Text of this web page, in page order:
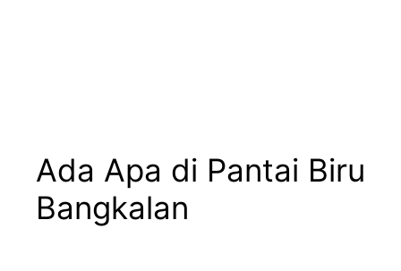
Ada Apa di Pantai Biru
Bangkalan